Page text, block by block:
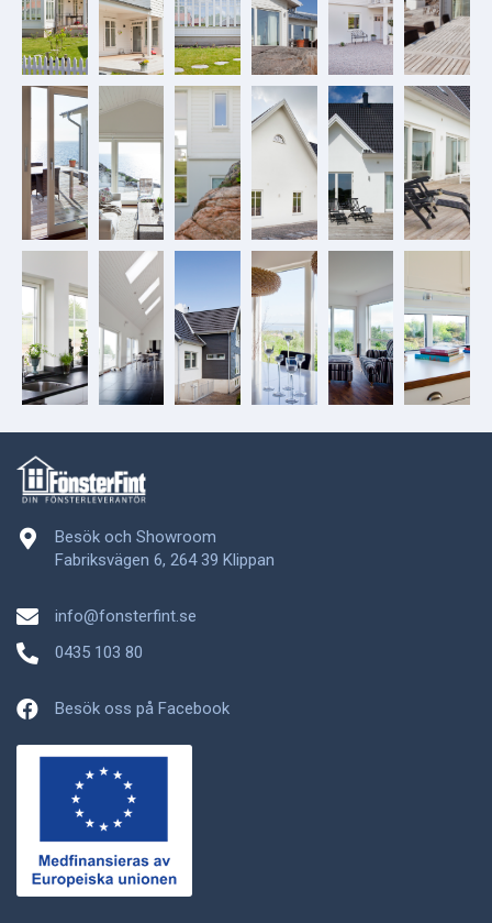
Besök och Showroom
Fabriksvägen 6, 264 39 Klippan
info@fonsterfint.se
0435 103 80
Besök oss på Facebook